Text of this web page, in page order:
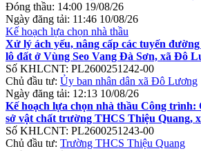
Đóng thầu: 14:00 19/08/26
Ngày đăng tải: 11:46 10/08/26
Kế hoạch lựa chọn nhà thầu
Xử lý ách yếu, nâng cấp các tuyến
lô đất ở Vùng Seo Vang Đà Sơn, xã Đô
Số KHLCNT: PL2600251242-00
Chủ đầu tư: Ủy ban nhân dân xã Đô Lương
Ngày đăng tải: 12:13 10/08/26
Kế hoạch lựa chọn nhà thầu Công trình:
sở vật chất trường THCS Thiệu Quang,
Số KHLCNT: PL2600251243-00
Chủ đầu tư: Trường THCS Thiệu Quang